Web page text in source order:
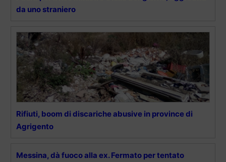
da uno straniero
Rifiuti, boom di discariche abusive in province di
Agrigento
Messina, dà fuoco alla ex. Fermato per tentato